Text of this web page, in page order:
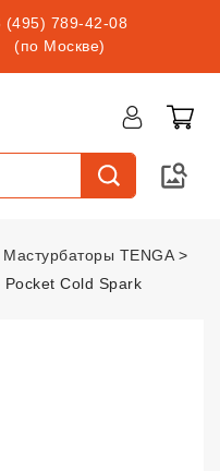
(495) 789-42-08
(по Москве)
Мастурбаторы TENGA
Cold Spark